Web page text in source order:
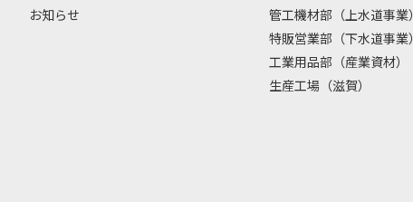
お知らせ
管工機材部（上水道事業）
特販営業部（下水道事業）
工業用品部（産業資材）
生産工場（滋賀）